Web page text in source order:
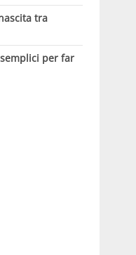
tra
per far